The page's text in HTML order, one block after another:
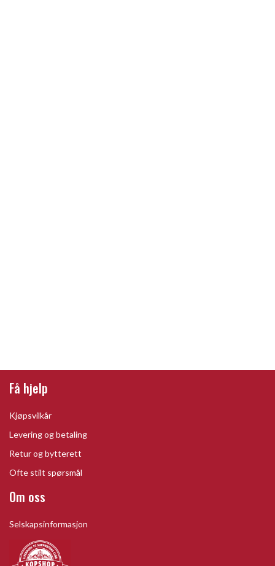
Få hjelp
Kjøpsvilkår
Levering og betaling
Retur og bytterett
Ofte stilt spørsmål
Om oss
Selskapsinformasjon